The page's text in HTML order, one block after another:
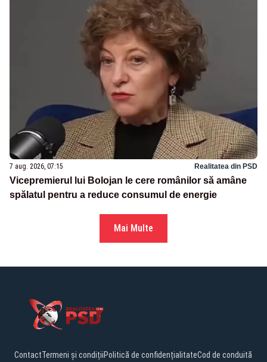
7 aug. 2026, 07:15 Realitatea din PSD
Vicepremierul lui Bolojan le cere românilor să amâne
spălatul pentru a reduce consumul de energie
Mai Multe
ContactTermeni și condițiiPolitică de confidențialitateCod de conduită